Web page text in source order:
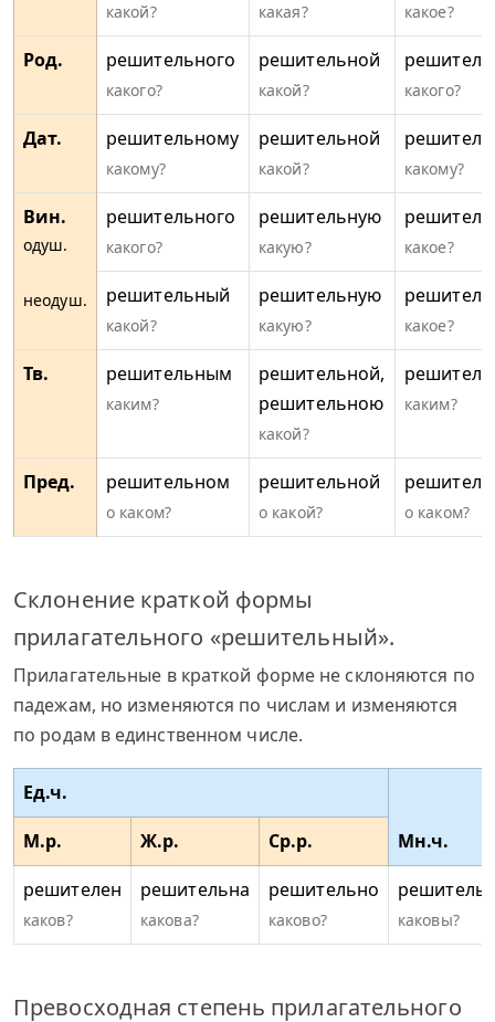
какой? какая? какое?
Род. решительного
какого?
решительной
какой? какого?
Дат. решительному
какому?
решительной
какой? какому?
Вин.
одуш.
неодуш.
решительного
какого?
решительную
какую? какое?
решительный
какой?
решительную
какую? какое?
Тв. решительным
каким?
решительной,
решительною
какой?
каким?
Пред. решительном
о каком?
решительной
о какой? о каком?
Склонение краткой формы
прилагательного «решительный».
Прилагательные в краткой форме не склоняются по
падежам, но изменяются по числам и изменяются
по родам в единственном числе.
Ед.ч.
Мн.ч.
М.р. Ж.р.
Ср.р.
решителен
каков?
решительна
какова?
решительно
каково? каковы?
Превосходная степень прилагательного